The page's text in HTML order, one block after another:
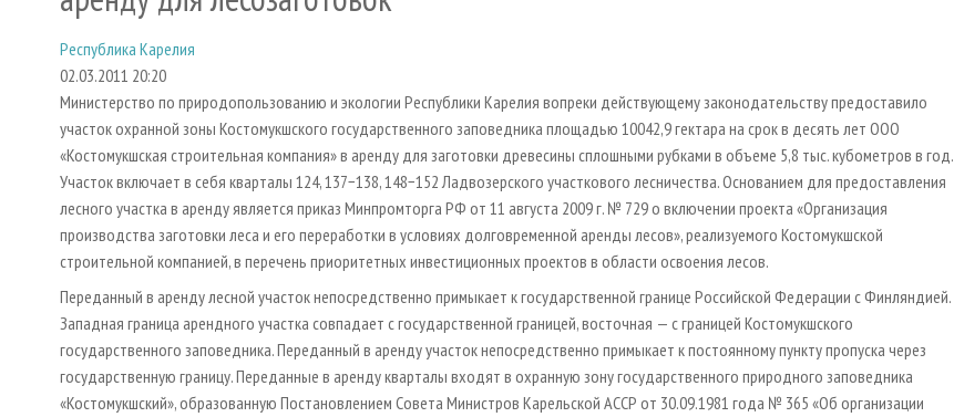
Республика Карелия
02.03.2011 20:20
Министерство по природопользованию и экологии Республики Карелия вопреки действующему законодательству предоставило
участок охранной зоны Костомукшского государственного заповедника площадью 10042,9 гектара на срок в десять лет ООО
«Костомукшская строительная компания» в аренду для заготовки древесины сплошными рубками в объеме 5,8 тыс. кубометров в год.
Участок включает в себя кварталы 124, 137−138, 148−152 Ладвозерского участкового лесничества. Основанием для предоставления
лесного участка в аренду является приказ Минпромторга РФ от 11 августа 2009 г. № 729 о включении проекта «Организация
производства заготовки леса и его переработки в условиях долговременной аренды лесов», реализуемого Костомукшской
строительной компанией, в перечень приоритетных инвестиционных проектов в области освоения лесов.
Переданный в аренду лесной участок непосредственно примыкает к государственной границе Российской Федерации с Финляндией.
Западная граница арендного участка совпадает с государственной границей, восточная — с границей Костомукшского
государственного заповедника. Переданный в аренду участок непосредственно примыкает к постоянному пункту пропуска через
государственную границу. Переданные в аренду кварталы входят в охранную зону государственного природного заповедника
«Костомукшский», образованную Постановлением Совета Министров Карельской АССР от 30.09.1981 года № 365 «Об организации